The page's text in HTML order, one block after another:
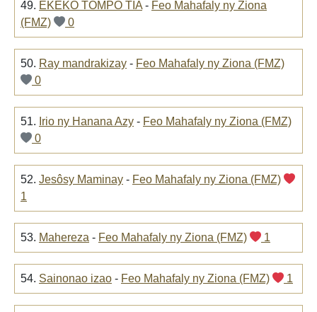
49. EKEKO TOMPO TIA - Feo Mahafaly ny Ziona
(FMZ)
0
50. Ray mandrakizay - Feo Mahafaly ny Ziona (FMZ)
0
51. Irio ny Hanana Azy - Feo Mahafaly ny Ziona (FMZ)
0
52. Jesôsy Maminay - Feo Mahafaly ny Ziona (FMZ)
1
53. Mahereza - Feo Mahafaly ny Ziona (FMZ) 1
54. Sainonao izao - Feo Mahafaly ny Ziona (FMZ) 1